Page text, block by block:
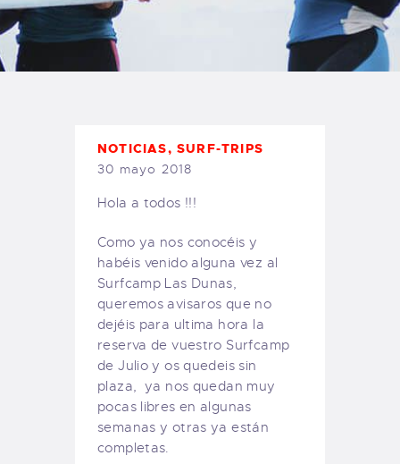
TIENDA FAMILY SURFERS
WEBCAM SALINAS
PEDIDOS
NOTICIAS,SURF-TRIPS
30 mayo 2018
Hola a todos !!!
Como ya nos conocéis y
habéis venido alguna vez al
Surfcamp Las Dunas,
queremos avisaros que no
dejéis para ultima hora la
reserva de vuestro Surfcamp
de Julio y os quedeis sin
plaza, ya nos quedan muy
pocas libres en algunas
semanas y otras ya están
completas.